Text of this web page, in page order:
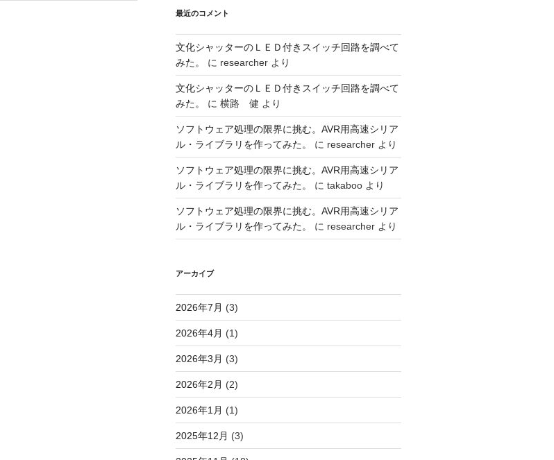
最近のコメント
文化シャッターのＬＥＤ付きスイッチ回路を調べて
みた。
に researcherより
文化シャッターのＬＥＤ付きスイッチ回路を調べて
みた。
に 横路 健 より
ソフトウェア処理の限界に挑む。AVR用高速シリア
ル・ライブラリを作ってみた。
に researcherより
ソフトウェア処理の限界に挑む。AVR用高速シリア
ル・ライブラリを作ってみた。
に takabooより
ソフトウェア処理の限界に挑む。AVR用高速シリア
ル・ライブラリを作ってみた。
に researcherより
アーカイブ
2026年7月 (3)
2026年4月 (1)
2026年3月 (3)
2026年2月 (2)
2026年1月 (1)
2025年12月 (3)